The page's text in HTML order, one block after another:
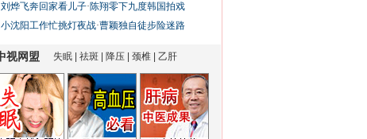
刘烨飞奔回家看儿子·陈翔零下九度韩国拍戏
小沈阳工作忙挑灯夜战·曹颖独自徒步险迷路